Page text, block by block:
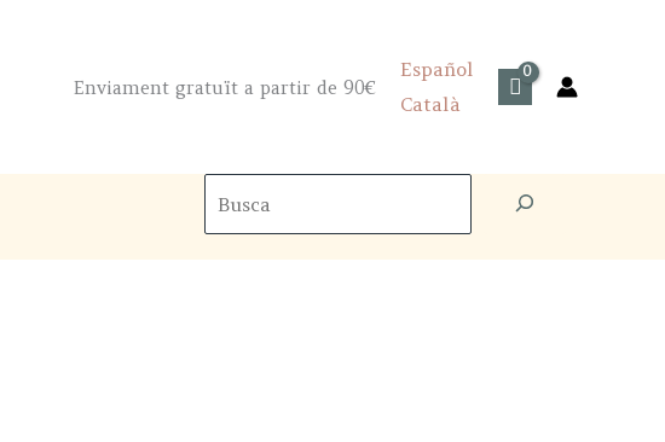
Enviament gratuït a partir de 90€
Español
Català